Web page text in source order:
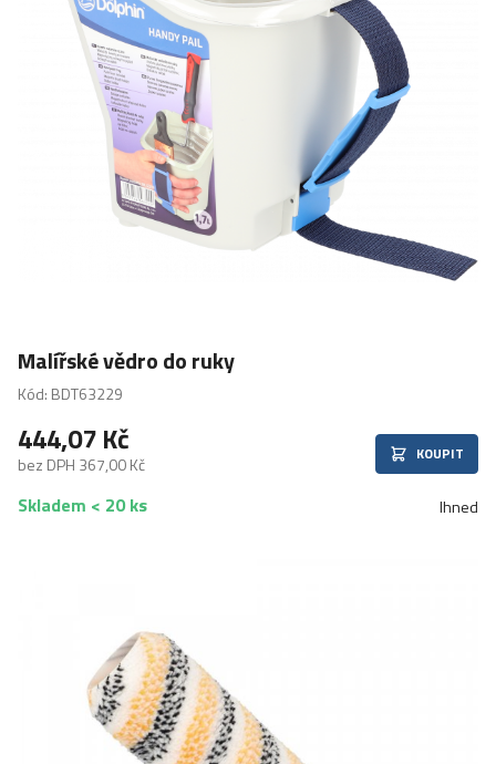
Malířské vědro do ruky
Kód: BDT63229
444,07 Kč
bez DPH 367,00 Kč KOUPIT
Skladem < 20 ks Ihned